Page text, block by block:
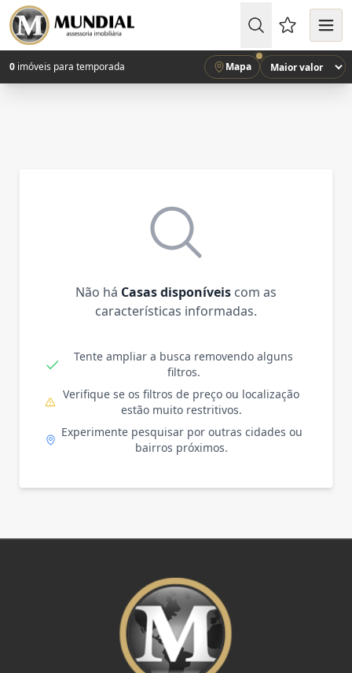
Favoritos
0 imóveis para temporada Mapa
Não há Casas disponíveis com as
características informadas.
Tente ampliar a busca removendo alguns
filtros.
Verifique se os filtros de preço ou localização
estão muito restritivos.
Experimente pesquisar por outras cidades ou
bairros próximos.